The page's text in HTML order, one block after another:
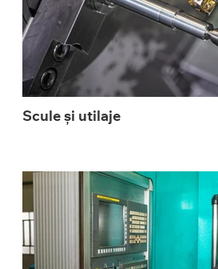
Scule și utilaje